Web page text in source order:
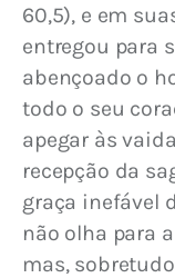
60,5), e em
entregou para
abençoado o
todo o seu
apegar às
recepção da
graça inefável
não olha para
mas,